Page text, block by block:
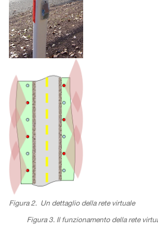
Figura 2. Un dettaglio della rete virtuale
Figura 3. Il funzionamento della rete